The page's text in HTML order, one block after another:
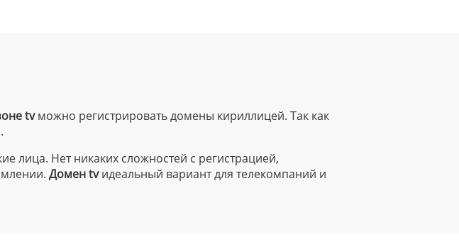
tvможно регистрировать домены кириллицей. Так как
.
лица. Нет никаких сложностей с регистрацией,
Домен tvидеальный вариант для телекомпаний и